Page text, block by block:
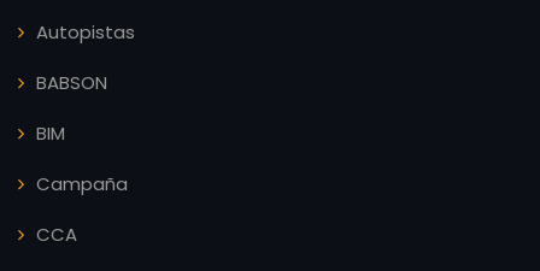
Autopistas
BABSON
BIM
Campaña
CCA